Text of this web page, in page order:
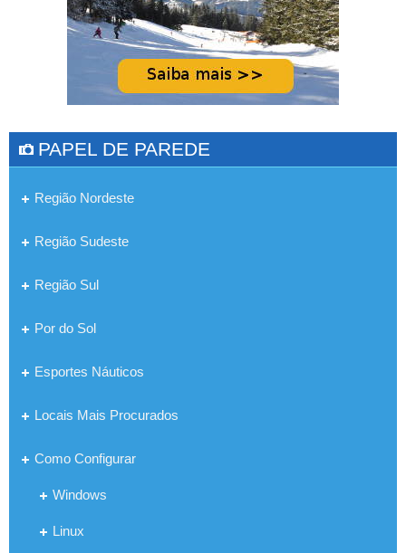
PAPEL DE PAREDE
Região Nordeste
Região Sudeste
Região Sul
Por do Sol
Esportes Náuticos
Locais Mais Procurados
Como Configurar
Windows
Linux